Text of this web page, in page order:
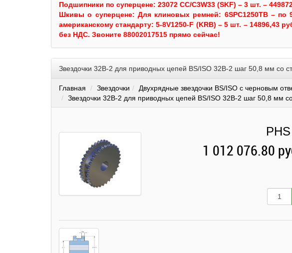
Подшипники по суперцене: 23072 CC/C3W33 (SKF) – 3 шт. –
Шкивыо суперцене: Для клиновых ремней: 6SPC1250TB – по
американскому стандарту: 5-8V1250-F (KRB) – 5 шт. – 14896,43
без НДС. Звоните 88002017515 прямо сейчас!
Звездочки 32B-2 для приводных цепей BS/ISO 32B-2 шаг 50,8 мм со
Главная Звездочки
Двухрядные звездочки BS/ISO с черновым
Звездочки 32B-2 для приводных цепей BS/ISO 32B-2 шаг 50,8 мм
1 012 076.80